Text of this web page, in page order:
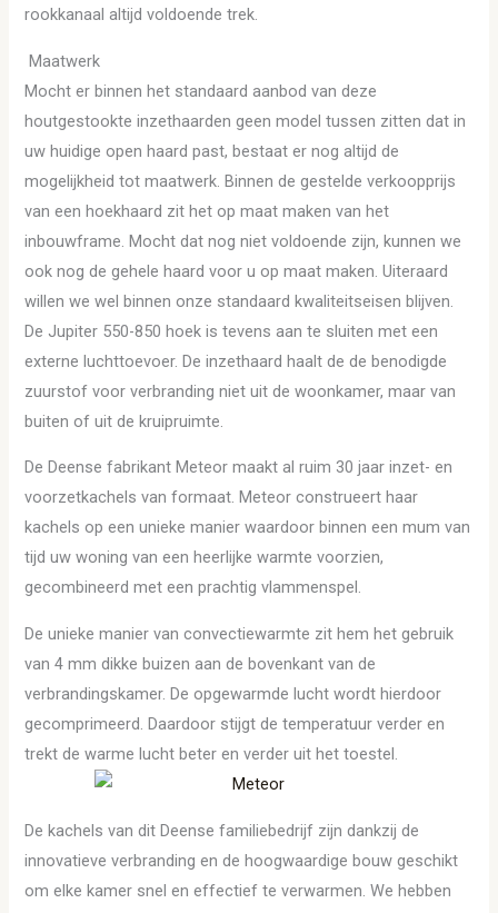
rookkanaal altijd voldoende trek.
Maatwerk
Mocht er binnen het standaard aanbod van deze
houtgestookte inzethaarden geen model tussen zitten dat in
uw huidige open haard past, bestaat er nog altijd de
mogelijkheid tot maatwerk. Binnen de gestelde verkoopprijs
van een hoekhaard zit het op maat maken van het
inbouwframe. Mocht dat nog niet voldoende zijn, kunnen we
ook nog de gehele haard voor u op maat maken. Uiteraard
willen we wel binnen onze standaard kwaliteitseisen blijven.
De Jupiter 550-850 hoek is tevens aan te sluiten met een
externe luchttoevoer. De inzethaard haalt de de benodigde
zuurstof voor verbranding niet uit de woonkamer, maar van
buiten of uit de kruipruimte.
De Deense fabrikant Meteor maakt al ruim 30 jaar inzet- en
voorzetkachels van formaat. Meteor construeert haar
kachels op een unieke manier waardoor binnen een mum van
tijd uw woning van een heerlijke warmte voorzien,
gecombineerd met een prachtig vlammenspel.
De unieke manier van convectiewarmte zit hem het gebruik
van 4 mm dikke buizen aan de bovenkant van de
verbrandingskamer. De opgewarmde lucht wordt hierdoor
gecomprimeerd. Daardoor stijgt de temperatuur verder en
trekt de warme lucht beter en verder uit het toestel.
De kachels van dit Deense familiebedrijf zijn dankzij de
innovatieve verbranding en de hoogwaardige bouw geschikt
om elke kamer snel en effectief te verwarmen. We hebben